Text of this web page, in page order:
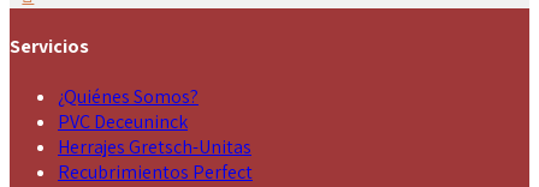
Servicios
¿Quiénes Somos?
PVC Deceuninck
Herrajes Gretsch-Unitas
Recubrimientos Perfect